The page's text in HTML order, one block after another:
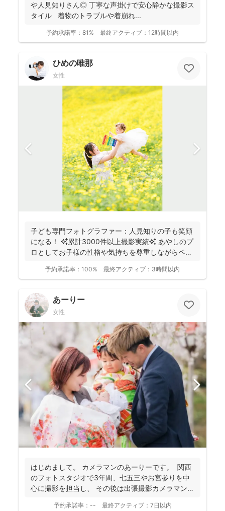
や人見知りさん◎ 丁寧な声掛けで安心静かな撮影ス
タイル 着物のトラブルや着崩れ...
予約承諾率： 81% 最終アクティブ： 12時間以内
ひめの唯那
女性
子ども専門フォトグラファー：人見知りの子も笑顔
になる！ ✨累計3000件以上撮影実績✨ あやしのプ
ロとしてお子様の性格や気持ちを尊重しながらペー
予約承諾率： 100% 最終アクティブ： 3時間以内
あーりー
女性
はじめまして。 カメラマンのあーりーです。 関西
のフォトスタジオで3年間、七五三やお宮参りを中
心に撮影を担当し、 その後は出張撮影カメラマンと
予約承諾率： -- 最終アクティブ： 7日以内